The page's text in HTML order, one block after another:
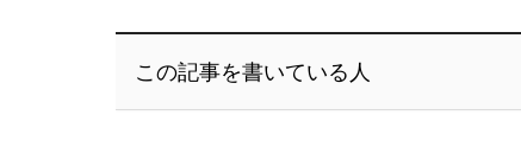
この記事を書いている人